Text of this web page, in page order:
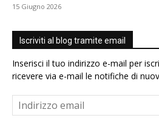
15 Giugno 2026
Iscriviti al blog tramite email
Inserisci il tuo indirizzo e-mail per
ricevere via e-mail le notifiche di
Indirizzo
email